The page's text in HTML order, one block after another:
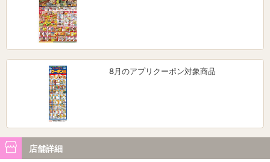
8月のアプリクーポン対象商品
店舗詳細